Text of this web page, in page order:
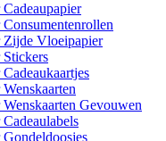
Zijde Vloeipapier
Gevouwen